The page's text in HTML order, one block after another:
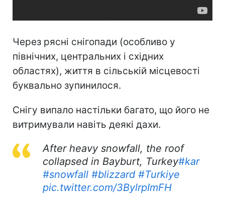
Через рясні снігопади (особливо у
північних, центральних і східних
областях), життя в сільській місцевості
буквально зупинилося.
Снігу випало настільки багато, що його не
витримували навіть деякі дахи.
After heavy snowfall, the roof
collapsed in Bayburt, Turkey#kar
#snowfall #blizzard #Turkiye
pic.twitter.com/3BylrpImFH